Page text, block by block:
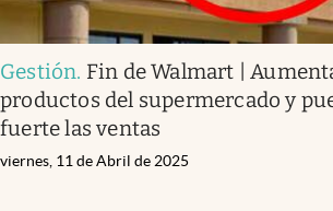
Gestión. Fin de Walmart |
productos del supermercado y
fuerte las ventas
viernes, 11 de Abril de 2025